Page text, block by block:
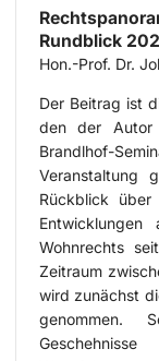
Rundblick
Hon.-Prof. Dr.
Der Beitrag ist
den der Autor
Brandlhof-
Veranstaltung
Rückblick
Wohnrechts
Zeitraum
wird zunächst
genommen.